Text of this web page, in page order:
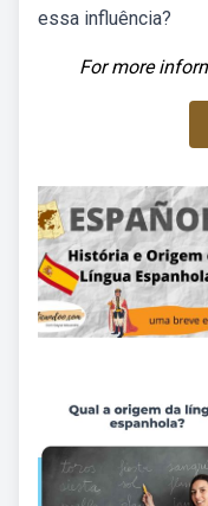
essa influência?
For more